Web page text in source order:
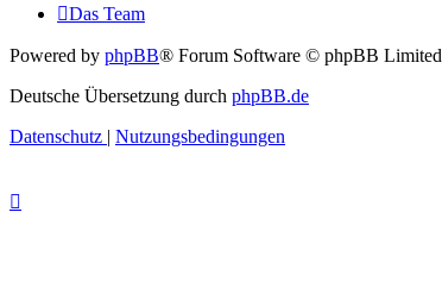
Das Team
Powered by phpBB® Forum Software © phpBB Limited
Deutsche Übersetzung durch phpBB.de
Datenschutz | Nutzungsbedingungen